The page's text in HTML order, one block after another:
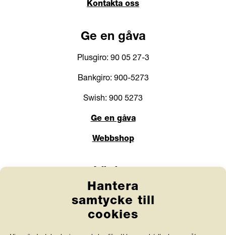
Hantera
samtycke till
cookies
Kontakta oss
Ge en gåva
Plusgiro: 90 05 27-3
Bankgiro: 900-5273
Swish: 900 5273
Ge en gåva
Webbshop
Anlita Friends
Jobba hos oss